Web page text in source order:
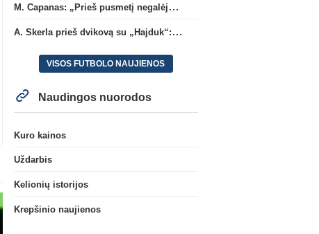
M. Capanas: „Prieš pusmetį negalėjau net įsivaizduoti, kad žaisime prieš „Hajduk“
A. Skerla prieš dvikovą su „Hajduk“: „Tai kito kalibro komanda“
VISOS FUTBOLO NAUJIENOS
Naudingos nuorodos
Kuro kainos
Uždarbis
Kelionių istorijos
Krepšinio naujienos